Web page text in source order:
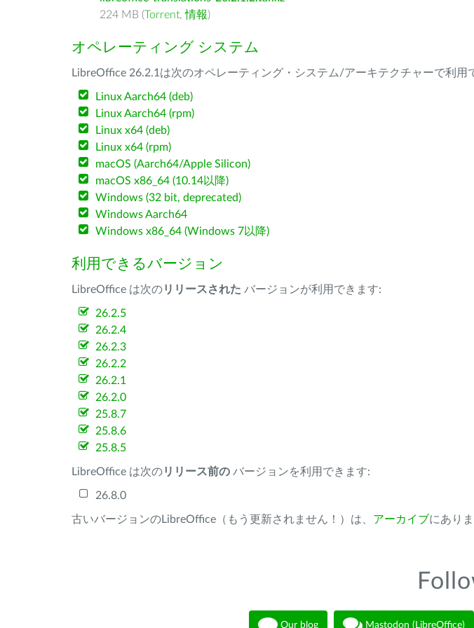
224 MB (Torrent,情報)
オペレーティング システム
LibreOffice 26.2.1は次のオペレーティング・システム/アーキテクチャーで利用
Linux Aarch64 (deb)
Linux Aarch64 (rpm)
Linux x64 (deb)
Linux x64 (rpm)
macOS (Aarch64/Apple Silicon)
macOS x86_64 (10.14以降)
Windows (32 bit, deprecated)
Windows Aarch64
Windows x86_64 (Windows 7以降)
利用できるバージョン
LibreOffice は次のリリースされた バージョンが利用できます:
26.2.5
26.2.4
26.2.3
26.2.2
26.2.1
26.2.0
25.8.7
25.8.6
25.8.5
LibreOffice は次のリリース前の バージョンを利用できます:
26.8.0
古いバージョンのLibreOffice（もう更新されません！）は、 アーカイブにあり
Our blog Mastodon (LibreOffice)